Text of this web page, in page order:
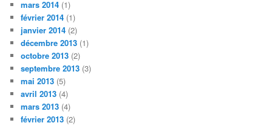
mars 2014 (1)
février 2014 (1)
janvier 2014 (2)
décembre 2013 (1)
octobre 2013 (2)
septembre 2013 (3)
mai 2013 (5)
avril 2013 (4)
mars 2013 (4)
février 2013 (2)